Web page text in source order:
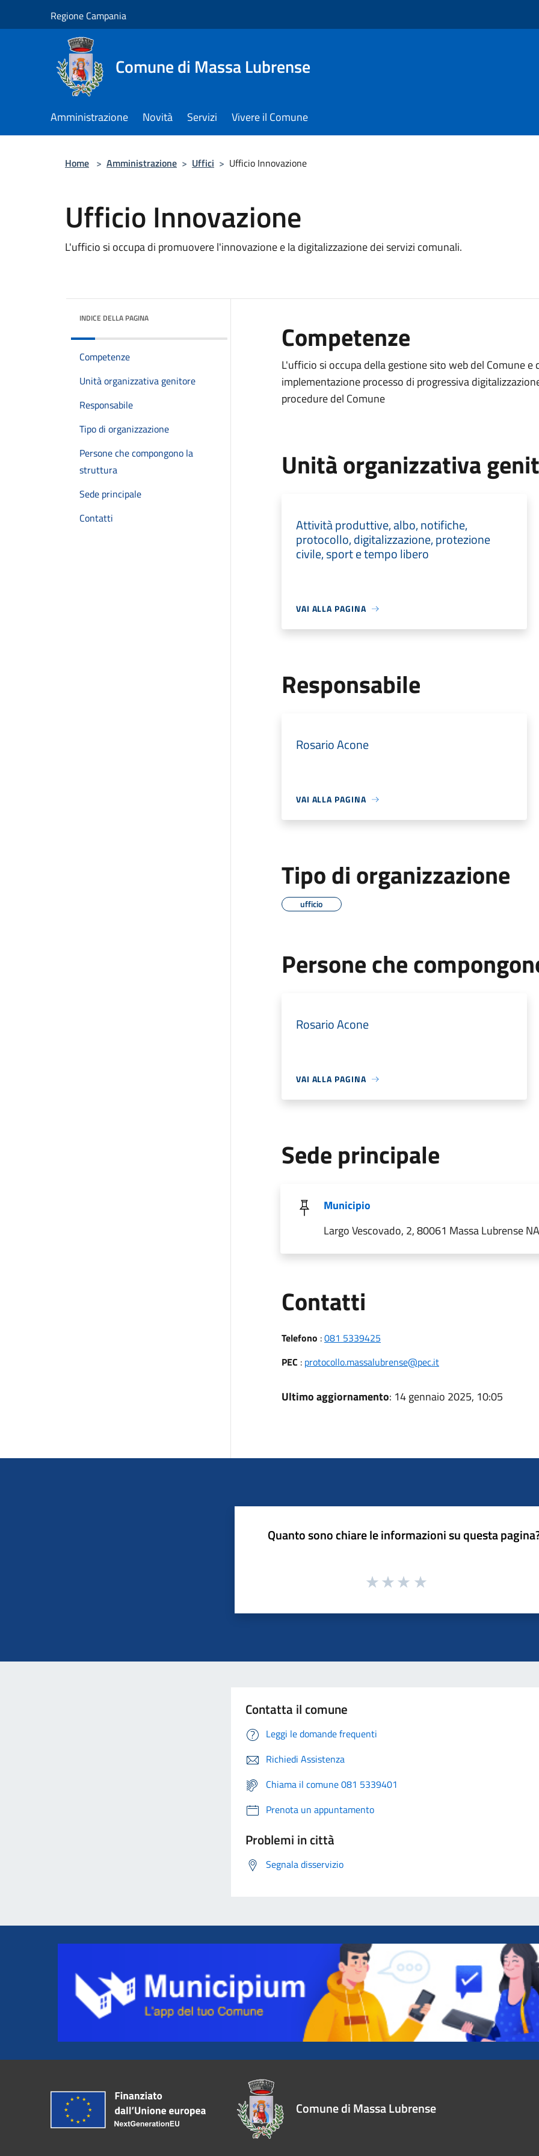
Regione Campania
Comune di Massa Lubrense
Amministrazione Novità Servizi Vivere il Comune
Home > Amministrazione > Uffici > Ufficio Innovazione
Ufficio Innovazione
L'ufficio si occupa di promuovere l'innovazione e la digitalizzazione dei servizi comunali.
INDICE DELLA PAGINA
Competenze
Unità organizzativa genitore
Responsabile
Tipo di organizzazione
Persone che compongono la
struttura
Sede principale
Contatti
Competenze
L'ufficio si occupa della gestione sito web del Comune
implementazione processo di progressiva
procedure del Comune
Unità organizzativa
Attività produttive, albo, notifiche,
protocollo, digitalizzazione, protezione
civile, sport e tempo libero
VAI ALLA PAGINA
Responsabile
Rosario Acone
VAI ALLA PAGINA
Tipo di organizzazione
ufficio
Persone che
Rosario Acone
VAI ALLA PAGINA
Sede principale
Municipio
Largo Vescovado, 2, 80061 Massa Lubrense
Contatti
Telefono :081 5339425
PEC : protocollo.massalubrense@pec.it
Ultimo aggiornamento: 14 gennaio 2025, 10:05
Quanto sono chiare le informazioni su questa
Contatta il comune
Leggi le domande frequenti
Richiedi Assistenza
Chiama il comune 081 5339401
Prenota un appuntamento
Problemi in città
Segnala disservizio
Comune di Massa Lubrense